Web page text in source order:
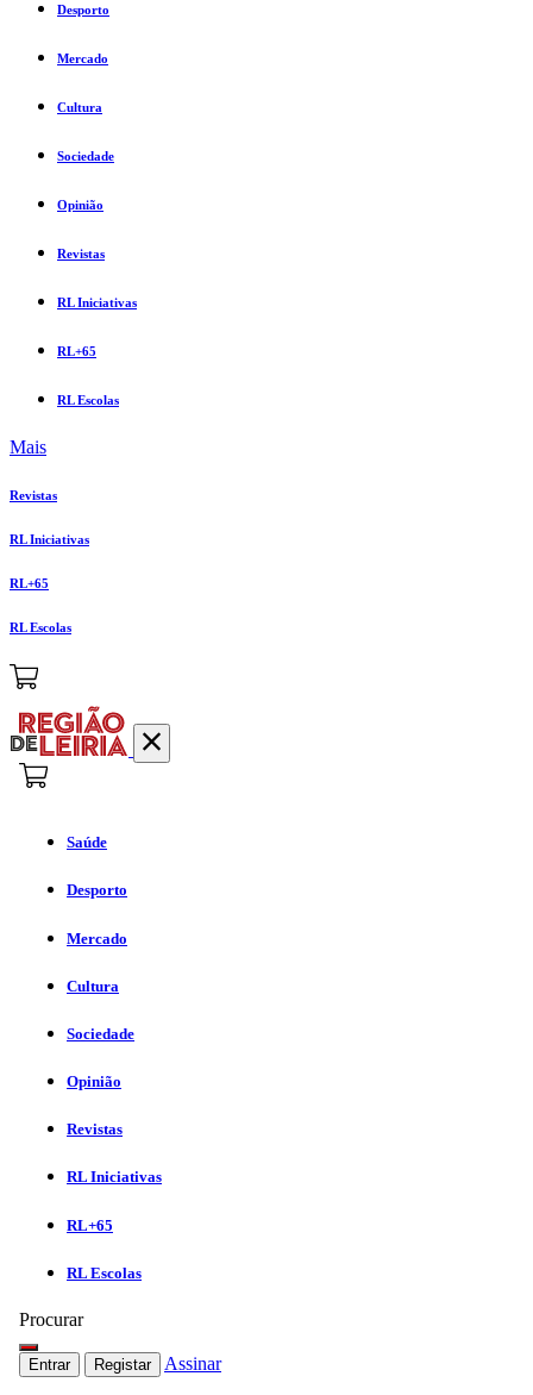
Desporto
Mercado
Cultura
Sociedade
Opinião
Revistas
RL Iniciativas
RL+65
RL Escolas
Mais
Revistas
RL Iniciativas
RL+65
RL Escolas
Saúde
Desporto
Mercado
Cultura
Sociedade
Opinião
Revistas
RL Iniciativas
RL+65
RL Escolas
Procurar
Entrar Registar Assinar